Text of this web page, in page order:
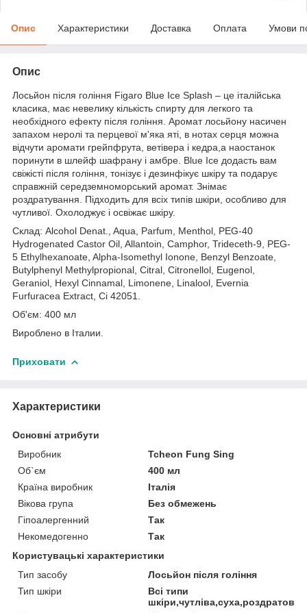
Опис Характеристики Доставка Оплата Умови
Опис
Лосьйон після гоління Figaro Blue Ice Splash – це італійська
класика, має невелику кількість спирту для легкого та
необхідного ефекту після гоління. Аромат лосьйону насичен
запахом неролі та перцевої м'яка яті, в нотах серця можна
відчути аромати грейпфрута, ветівера і кедра,а наостанок
поринути в шлейф шафрану і амбре. Blue Ice додасть вам
свіжісті після гоління, тонізує і дезинфікує шкіру та подарує
справжній середземноморський аромат. Знімає
роздратування. Підходить для всіх типів шкіри, особливо для
чутливої. Охолоджує і освіжає шкіру.
Склад: Alcohol Denat., Aqua, Parfum, Menthol, PEG-40
Hydrogenated Castor Oil, Allantoin, Camphor, Trideceth-9, PEG-
5 Ethylhexanoate, Alpha-Isomethyl Ionone, Benzyl Benzoate,
Butylphenyl Methylpropional, Citral, Citronellol, Eugenol,
Geraniol, Hexyl Cinnamal, Limonene, Linalool, Evernia
Furfuracea Extract, Ci 42051.
Об'єм: 400 мл
Вироблено в Італии.
Приховати
Характеристики
Основні атрибути
Виробник
Tcheon Fung Sing
Об`єм
400 мл
Країна виробник
Італія
Вікова група
Без обмежень
Гіпоалергенний
Так
Некомедогенно
Так
Користувацькi характеристики
Тип засобу
Лосьйон після гоління
Тип шкіри
Всі типи